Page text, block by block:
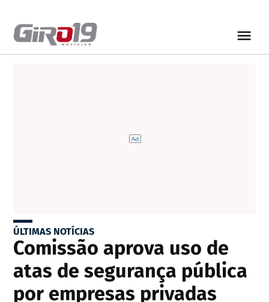
ÚLTIMAS NOTÍCIAS
Comissão aprova uso de
atas de segurança pública
por empresas privadas